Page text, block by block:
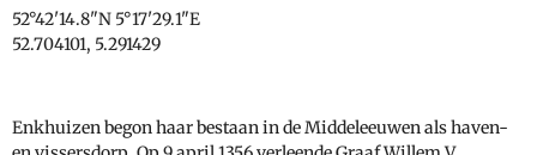
52°42'14.8"N 5°17'29.1"E
52.704101, 5.291429
Enkhuizen begon haar bestaan in de Middeleeuwen als haven-